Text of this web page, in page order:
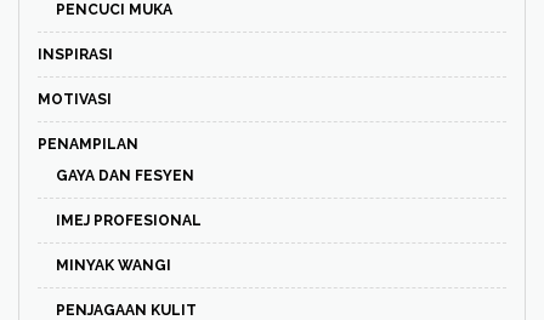
PENCUCI MUKA
INSPIRASI
MOTIVASI
PENAMPILAN
GAYA DAN FESYEN
IMEJ PROFESIONAL
MINYAK WANGI
PENJAGAAN KULIT